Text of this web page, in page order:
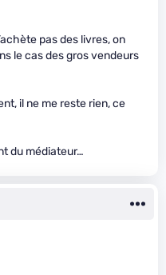
pas des livres, on
le cas des gros vendeurs
il ne me reste rien, ce
du médiateur…